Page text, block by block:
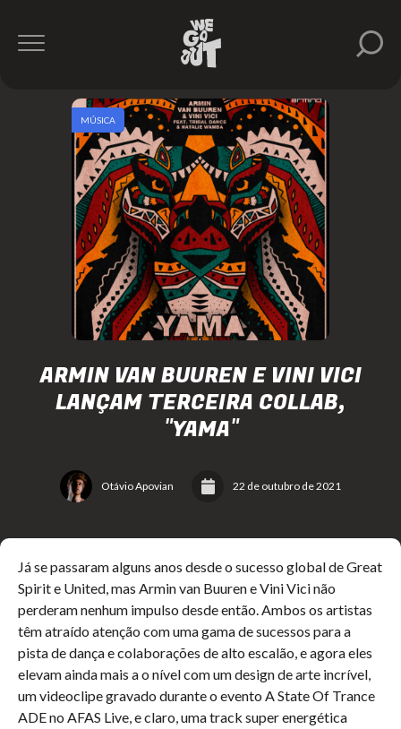
ARMIN VAN BUUREN E VINI VICI
LANÇAM TERCEIRA COLLAB,
"YAMA"
Otávio Apovian 22 de outubro de 2021
MÚSICA
Já se passaram alguns anos desde o sucesso global de Great
Spirit e United, mas Armin van Buuren e Vini Vici não
perderam nenhum impulso desde então. Ambos os artistas
têm atraído atenção com uma gama de sucessos para a
pista de dança e colaborações de alto escalão, e agora eles
elevam ainda mais a o nível com um design de arte incrível,
um videoclipe gravado durante o evento A State Of Trance
ADE no AFAS Live, e claro, uma track super energética